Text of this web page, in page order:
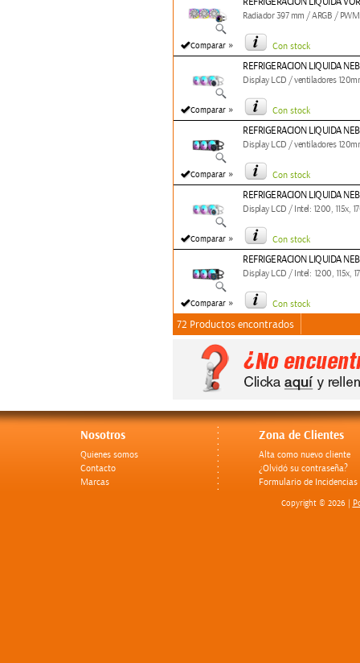
Comparar »
Radiador 397 mm / ARGB /
Con stock
Comparar »
REFRIGERACION LIQUIDA
Display LCD / ventiladores
Con stock
Comparar »
REFRIGERACION LIQUIDA
Display LCD / ventiladores
Con stock
Comparar »
REFRIGERACION LIQUIDA
Display LCD / Intel: 1200, 115x,
Con stock
Comparar »
REFRIGERACION LIQUIDA
Display LCD / Intel: 1200, 115x,
Con stock
72 Productos encontrados
Nosotros
Quienes somos
Contacto
Marcas
Zona de Clientes
Alta como nuevo cliente
¿Olvidó su contraseña?
Formulario de Incidencias
Copyright © 2026 |